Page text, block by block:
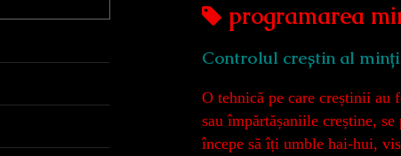
Posts
tagged
programarea
Controlul creștin al
O tehnică pe care creștinii au
sau împărtășaniile creștine,
începe să îți umble hai-hui,